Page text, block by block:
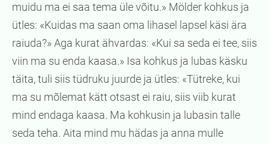
muidu ma ei saa tema üle võitu.» Mölder kohkus ja
ütles: «Kuidas ma saan oma lihasel lapsel käsi ära
raiuda?» Aga kurat ähvardas: «Kui sa seda ei tee, siis
viin ma su enda kaasa.» Isa kohkus ja lubas käsku
täita, tuli siis tüdruku juurde ja ütles: «Tütreke, kui
ma su mõlemat kätt otsast ei raiu, siis viib kurat
mind endaga kaasa. Ma kohkusin ja lubasin talle
seda teha. Aita mind mu hädas ja anna mulle